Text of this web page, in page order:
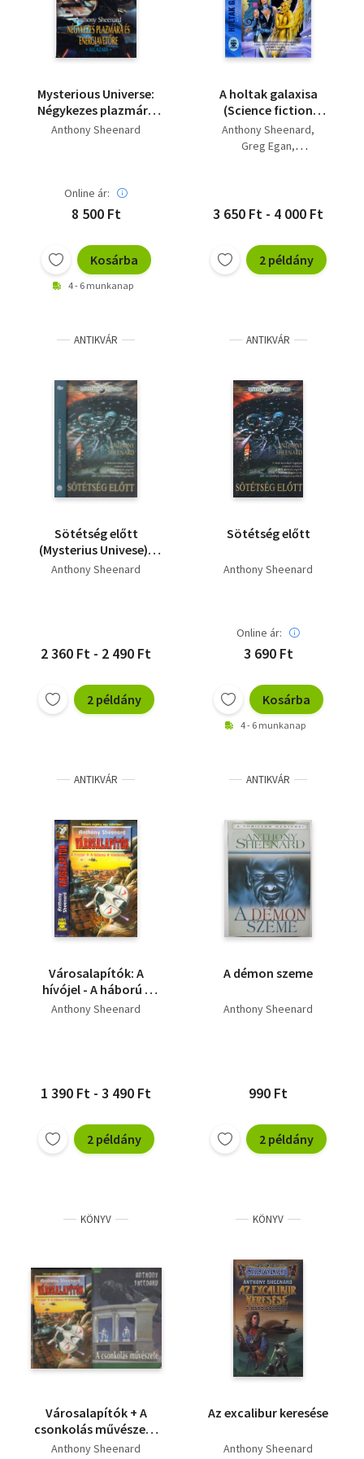
Mysterious Universe:
Négykezes plazmára
és energiavetőre
Anthony Sheenard
Online ár:
8 500 Ft
Kosárba
4 - 6 munkanap
A holtak galaxisa
(Science fiction
antológia)
Anthony Sheenard
Greg Egan
3 650 Ft - 4 000 Ft
2 példány
ANTIKVÁR
Sötétség előtt
(Mysterius Univese)-
dedikált
Anthony Sheenard
2 360 Ft - 2 490 Ft
2 példány
ANTIKVÁR
Sötétség előtt
Anthony Sheenard
Online ár:
3 690 Ft
Kosárba
4 - 6 munkanap
ANTIKVÁR
Városalapítók: A
hívójel - A háború -
Városalapítók (3 mű
Anthony Sheenard
1 390 Ft - 3 490 Ft
2 példány
ANTIKVÁR
A démon szeme
Anthony Sheenard
990 Ft
2 példány
KÖNYV
Városalapítók + A
csonkolás művészete
(2 mű)
Anthony Sheenard
KÖNYV
Az excalibur keresése
Anthony Sheenard